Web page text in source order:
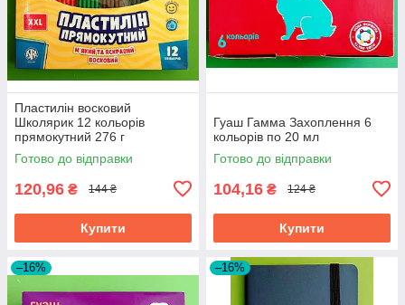
Пластилін восковий
Школярик 12 кольорів
прямокутний 276 г
Готово до відправки
120,96 ₴ 144 ₴
Купити
Гуаш Гамма Захоплення 6
кольорів по 20 мл
Готово до відправки
104,16 ₴ 124 ₴
Купити
–16% –16%